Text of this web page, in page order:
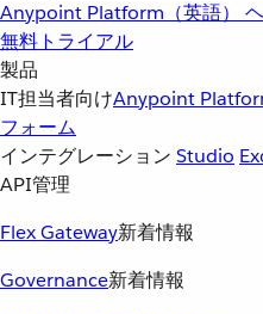
Anypoint Platform（英語）
無料トライアル
製品
IT担当者向けAnypoint
フォーム
インテグレーション Studio
API管理
Flex Gateway新着情報
Governance新着情報